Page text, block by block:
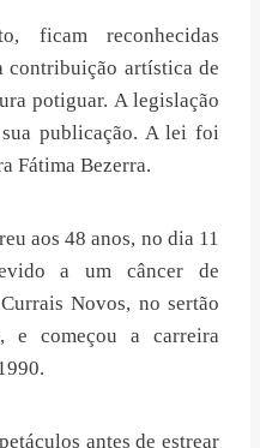
ficam reconhecidas
contribuição artística de
potiguar. A legislação
publicação. A lei foi
Fátima Bezerra.
aos 48 anos, no dia 11
a um câncer de
Novos, no sertão
e começou a carreira
antes de estrear